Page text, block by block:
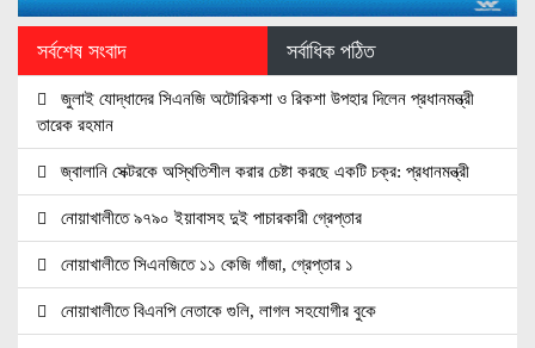
সর্বশেষ সংবাদ সর্বাধিক পঠিত
জুলাই যোদ্ধাদের সিএনজি অটোরিকশা ও রিকশা উপহার দিলেন প্রধানমন্ত্রী
তারেক রহমান
জ্বালানি সেক্টরকে অস্থিতিশীল করার চেষ্টা করছে একটি চক্র: প্রধানমন্ত্রী
নোয়াখালীতে ৯৭৯০ ইয়াবাসহ দুই পাচারকারী গ্রেপ্তার
নোয়াখালীতে সিএনজিতে ১১ কেজি গাঁজা, গ্রেপ্তার ১
নোয়াখালীতে বিএনপি নেতাকে গুলি, লাগল সহযোগীর বুকে